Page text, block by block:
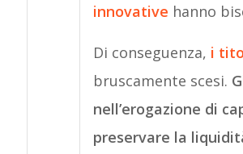
innovative hanno
Di conseguenza, i
bruscamente scesi.
nell’erogazione di
preservare la